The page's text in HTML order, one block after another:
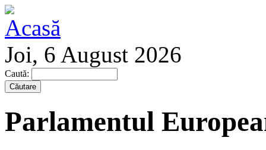
Joi, 6 August 2026
Caută:
Parlamentul